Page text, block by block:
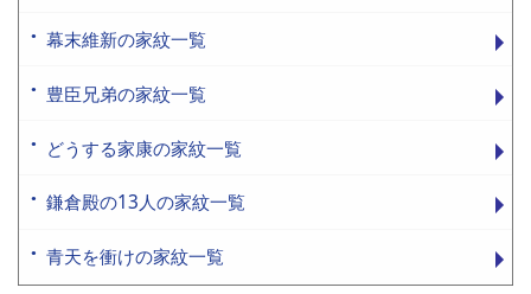
幕末維新の家紋一覧
豊臣兄弟の家紋一覧
どうする家康の家紋一覧
鎌倉殿の13人の家紋一覧
青天を衝けの家紋一覧